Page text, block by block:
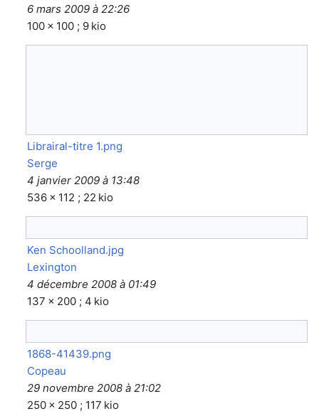
6 mars 2009 à 22:26
100 × 100 ; 9 kio
Librairal-titre 1.png
Serge
4 janvier 2009 à 13:48
536 × 112 ; 22 kio
Ken Schoolland.jpg
Lexington
4 décembre 2008 à 01:49
137 × 200 ; 4 kio
1868-41439.png
Copeau
29 novembre 2008 à 21:02
250 × 250 ; 117 kio